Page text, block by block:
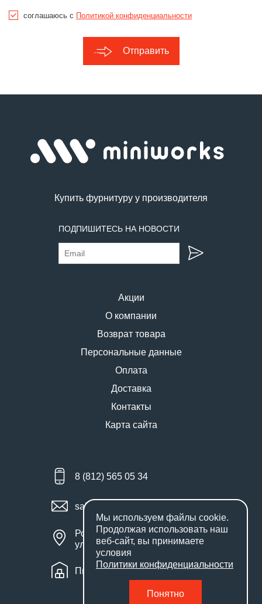
соглашаюсь с Политикой конфиденциальности
Отправить
Купить фурнитуру у производителя
ПОДПИШИТЕСЬ НА НОВОСТИ
Акции
О компании
Возврат товара
Персональные данные
Оплата
Доставка
Контакты
Карта сайта
8 (812) 565 05 34
sales@miniworks.ru
Россия, Санкт-Петербург,
улица Маршала Новикова, 28Е
Пн – Пт: с 9:00 до 18:00
Мы используем файлы cookie.
Продолжая использовать наш
веб-сайт, вы принимаете
условия
Политики конфиденциальности
Понятно